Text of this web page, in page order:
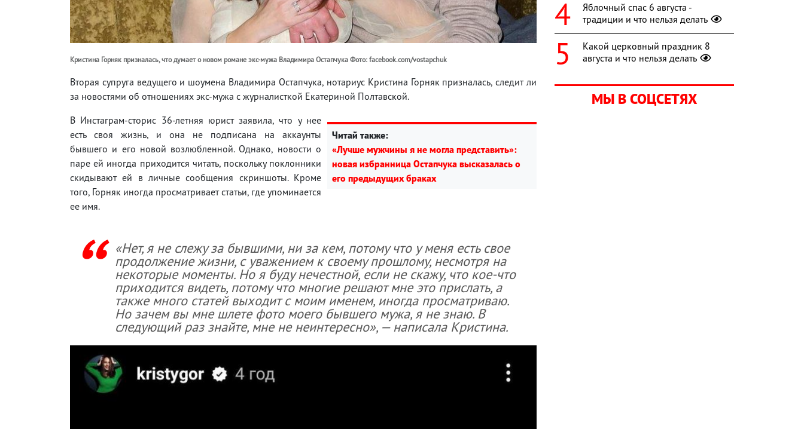
Кристина Горняк призналась, что думает о новом романе экс-мужа Владимира Остапчука Фото: facebook.com/vostapchuk
Вторая супруга ведущего и шоумена Владимира Остапчука, нотариус Кристина Горняк призналась, следит ли
за новостями об отношениях экс-мужа с журналисткой Екатериной Полтавской.
Читай также:
«Лучше мужчины я не могла представить»:
новая избранница Остапчука высказалась о
его предыдущих браках
В Инстаграм-сторис 36-летняя юрист заявила, что у нее
есть своя жизнь, и она не подписана на аккаунты
бывшего и его новой возлюбленной. Однако, новости о
паре ей иногда приходится читать, поскольку поклонники
скидывают ей в личные сообщения скриншоты. Кроме
того, Горняк иногда просматривает статьи, где упоминается
ее имя.
«Нет, я не слежу за бывшими, ни за кем, потому что у меня есть свое
продолжение жизни, с уважением к своему прошлому, несмотря на
некоторые моменты. Но я буду нечестной, если не скажу, что кое-что
приходится видеть, потому что многие решают мне это прислать, а
также много статей выходит с моим именем, иногда просматриваю.
Но зачем вы мне шлете фото моего бывшего мужа, я не знаю. В
следующий раз знайте, мне не неинтересно», — написала Кристина.
Яблочный спас 6 августа -
традиции и что нельзя делать
Какой церковный праздник 8
августа и что нельзя делать
МЫ В СОЦСЕТЯХ